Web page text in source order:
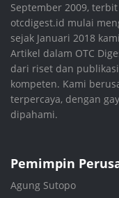
September 2009,
otcdigest.id mulai
sejak Januari 2018
Artikel dalam OTC
dari riset dan
kompeten. Kami
terpercaya, dengan
dipahami.
Pemimpin
Agung Sutopo